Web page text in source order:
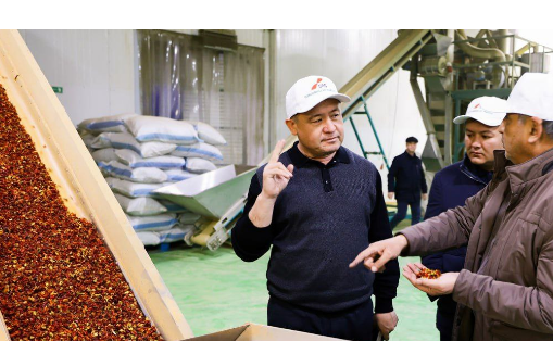
Оцените качество обслуживания
Оставить обращение